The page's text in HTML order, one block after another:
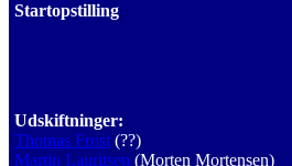
Startopstilling
Udskiftninger:
Thomas Frost (??)
Martin Lauritsen (Morten Mortensen)